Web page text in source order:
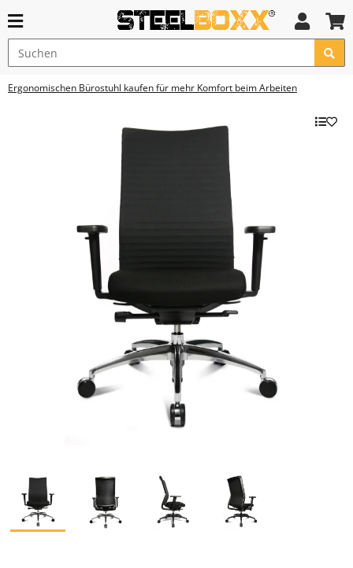
Ergonomischen Bürostuhl kaufen für mehr Komfort beim Arbeiten